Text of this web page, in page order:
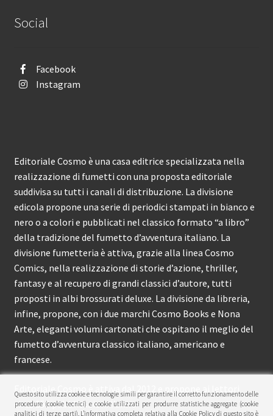
Social
Facebook
Instagram
Editoriale Cosmo è una casa editrice specializzata nella
realizzazione di fumetti con una proposta editoriale
suddivisa su tutti i canali di distribuzione. La divisione
edicola propone una serie di periodici stampati in bianco e
nero o a colori e pubblicati nel classico formato “a libro”
della tradizione del fumetto d’avventura italiano. La
divisione fumetteria è attiva, grazie alla linea Cosmo
Comics, nella realizzazione di storie d’azione, thriller,
fantasy e al recupero di grandi classici d’autore, tutti
proposti in albi brossurati deluxe. La divisione da libreria,
infine, propone, con i due marchi Cosmo Books e Nona
Arte, eleganti volumi cartonati che ospitano il meglio del
fumetto d’avventura classico italiano, americano e
francese.
Editoriale Cosmo è attiva dal 2012 e propone ai lettori
circa 150 pubblicazioni l’anno.
Questo sito utilizza cookie e tecnologie simili per garantire il corretto funzionamento delle
procedure (cookie tecnici) e cookie utilizzati per produrre statistiche aggregate (cookie
analitici di terze parti). L’informativa completa relativa alla Cookie Policy di questo sito è